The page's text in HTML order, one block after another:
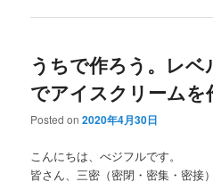
うちで作ろう。レベ
でアイスクリームを
Posted on2020年4月30日
こんにちは、べジフルです。
皆さん、三密（密閉・密集・密接